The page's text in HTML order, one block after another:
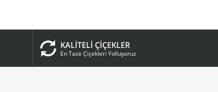
KALİTELİ ÇİÇEKLER
En Taze Çiçekleri Yolluyoruz